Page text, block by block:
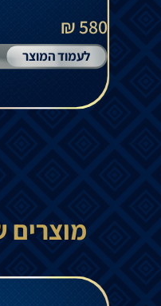
580 ₪
לעמוד המוצר
מוצרים